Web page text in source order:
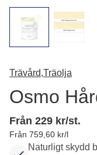
Trävård,Träolja
Osmo
Från 229 kr/st.
Från 759,60 kr/l
Naturligt skydd